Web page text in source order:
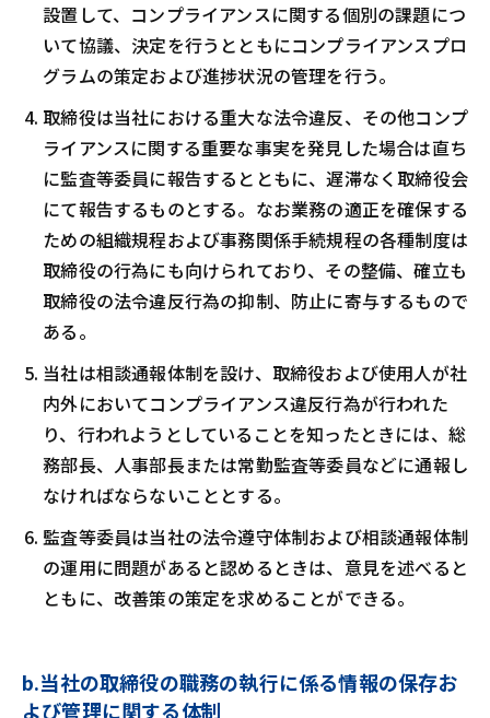
設置して、コンプライアンスに関する個別の課題につ
いて協議、決定を行うとともにコンプライアンスプロ
グラムの策定および進捗状況の管理を行う。
取締役は当社における重大な法令違反、その他コンプ
ライアンスに関する重要な事実を発見した場合は直ち
に監査等委員に報告するとともに、遅滞なく取締役会
にて報告するものとする。なお業務の適正を確保する
ための組織規程および事務関係手続規程の各種制度は
取締役の行為にも向けられており、その整備、確立も
取締役の法令違反行為の抑制、防止に寄与するもので
ある。
当社は相談通報体制を設け、取締役および使用人が社
内外においてコンプライアンス違反行為が行われた
り、行われようとしていることを知ったときには、総
務部長、人事部長または常勤監査等委員などに通報し
なければならないこととする。
監査等委員は当社の法令遵守体制および相談通報体制
の運用に問題があると認めるときは、意見を述べると
ともに、改善策の策定を求めることができる。
b.当社の取締役の職務の執行に係る情報の保存お
よび管理に関する体制